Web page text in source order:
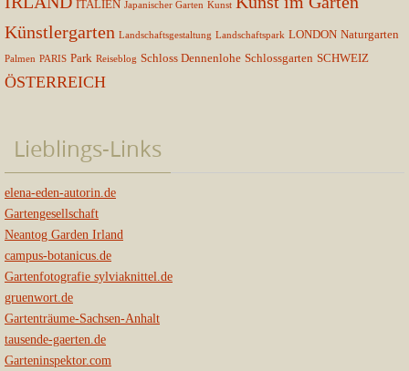
ITALIEN Japanischer Garten Kunst
Künstlergarten Landschaftsgestaltung Landschaftspark LONDON Naturgarten
Palmen PARIS Park Reiseblog Schloss Dennenlohe Schlossgarten SCHWEIZ
ÖSTERREICH
Lieblings-Links
elena-eden-autorin.de
Gartengesellschaft
Neantog Garden Irland
campus-botanicus.de
Gartenfotografie sylviaknittel.de
gruenwort.de
Gartenträume-Sachsen-Anhalt
tausende-gaerten.de
Garteninspektor.com